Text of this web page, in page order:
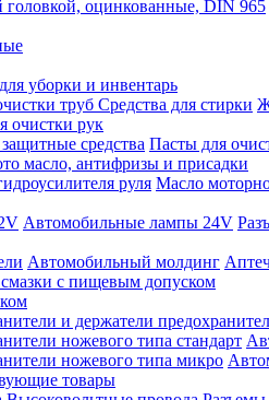
оцинкованные, DIN 965
уборки и инвентарь
труб Средства для стирки
очистки рук
средства Пасты для
масло, антифризы и присадки
руля Масло
Автомобильные лампы 24V
Автомобильный молдинг
с пищевым допуском
и держатели
ножевого типа стандарт
ножевого типа микро
товары